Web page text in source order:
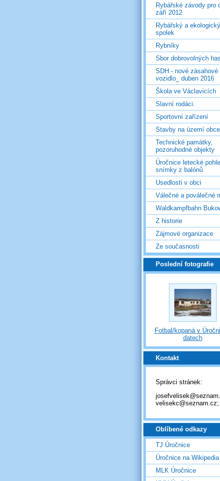
Rybářské závody pro
září 2012
Rybářský a ekologický
spolek
Rybníky
Sbor dobrovolných
SDH - nové zásahové
vozidlo_ duben 2016
Škola ve Václavicích
Slavní rodáci.
Sportovní zařízení
Stavby na území obce
Technické památky,
pozoruhodné objekty
Úročnice letecké
snímky z balónů
Usedlosti v obci
Válečné a poválečné
Waldkampfbahn
Z historie
Zájmové organizace
Ze současnosti
Poslední fotografie
Fotbal/kopaná v
datech
Kontakt
Správci stránek:
velisekc@seznam.cz;
Oblíbené odkazy
TJ Úročnice
Úročnice na Wikipedia
MLK Úročnice